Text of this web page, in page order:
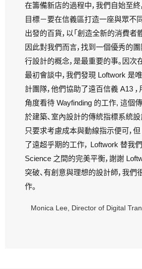
在籌備新店的過程中，我們自始至終
目標－要在信義區打造一座與眾不
出發的百貨，以「創造全新的消費者
因此對我們而言，找到一個優秀的團
行設計的概念，是最重要的事。因次
最初會談中，我們發現 Loftwork 是
計團隊，他們協助了遠百信義 A13 ，
角度看待 Wayfinding 的工作, 這個
於建築、室內設計的傳統指標系統設
只要求考慮成本與動線指示便可，
了遠超乎期的工作， Loftwork 替我
Science 之間的完美平衡，謝謝
突破、有創意與理想的設計師，我們
作。
Monica Lee, Director of Digital